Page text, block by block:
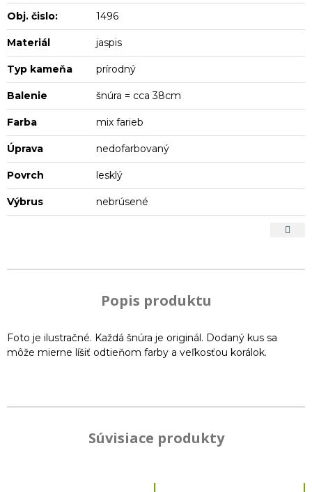
Obj. čislo: 1496
Materiál jaspis
Typ kameňa prírodný
Balenie šnúra = cca 38cm
Farba mix farieb
Úprava nedofarbovaný
Povrch lesklý
Výbrus nebrúsené
Popis produktu
Foto je ilustračné. Každá šnúra je originál. Dodaný kus sa
môže mierne líšiť odtieňom farby a veľkosťou korálok.
Súvisiace produkty